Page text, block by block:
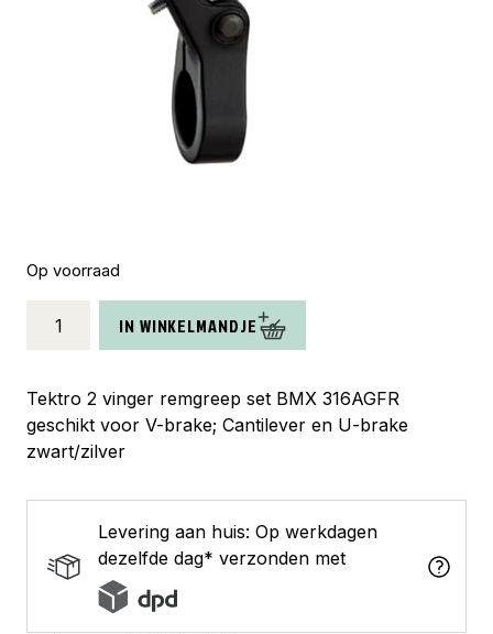
Op voorraad
remgreep
BMX
316AGFR
V-
zwart/zilver
IN WINKELMANDJE
Tektro 2 vinger remgreep set BMX 316AGFR
geschikt voor V-brake; Cantilever en U-brake
zwart/zilver
Levering aan huis: Op werkdagen
dezelfde dag* verzonden met